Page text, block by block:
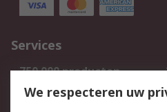
Services
750.000 producten
Bestellen
We respecteren uw